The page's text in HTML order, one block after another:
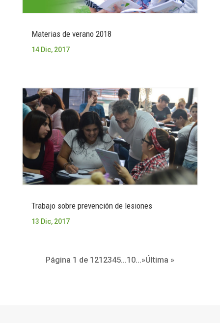
Materias de verano 2018
14 Dic, 2017
Trabajo sobre prevención de lesiones
13 Dic, 2017
Página 1 de 121 2345...10...»Última »